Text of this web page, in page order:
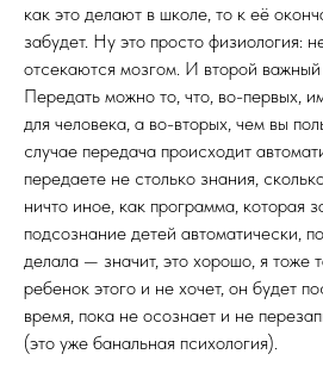
как это делают в школе, то к её
забудет. Ну это просто физиология:
отсекаются мозгом. И второй
Передать можно то, что, во-первых,
для человека, а во-вторых, чем вы
случае передача происходит
передаете не столько знания,
ничто иное, как программа, которая
подсознание детей автоматически,
делала — значит, это хорошо, я тоже
ребенок этого и не хочет, он будет
время, пока не осознает и не
(это уже банальная психология).